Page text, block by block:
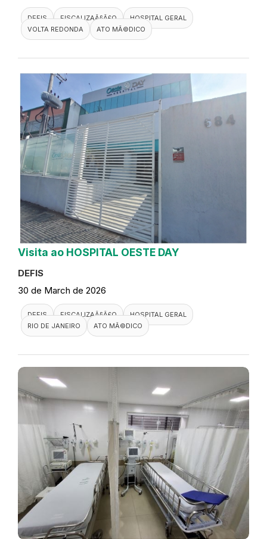
DEFIS FISCALIZAÃ§Ã£O
HOSPITAL GERAL
VOLTA REDONDA
ATO MÃ©DICO
Visita ao HOSPITAL OESTE DAY
DEFIS
30 de March de 2026
DEFIS FISCALIZAÃ§Ã£O
HOSPITAL GERAL
RIO DE JANEIRO
ATO MÃ©DICO